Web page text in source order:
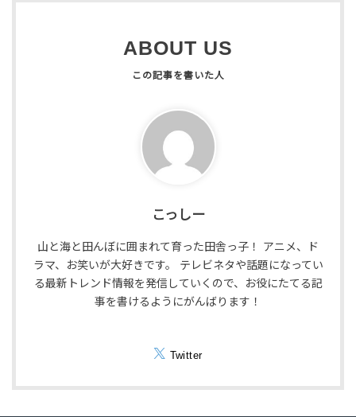
ABOUT US
こっしー
山と海と田んぼに囲まれて育った田舎っ子！ アニメ、ド
ラマ、お笑いが大好きです。 テレビネタや話題になってい
る最新トレンド情報を発信していくので、お役にたてる記
事を書けるようにがんばります！
Twitter